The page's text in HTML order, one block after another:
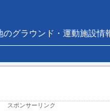
グラウンド・運動施設情
スポンサーリンク